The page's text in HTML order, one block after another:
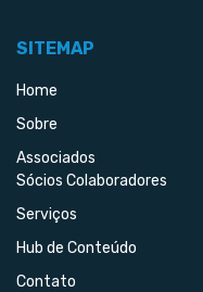
SITEMAP
Home
Sobre
Associados
Sócios Colaboradores
Serviços
Hub de Conteúdo
Contato